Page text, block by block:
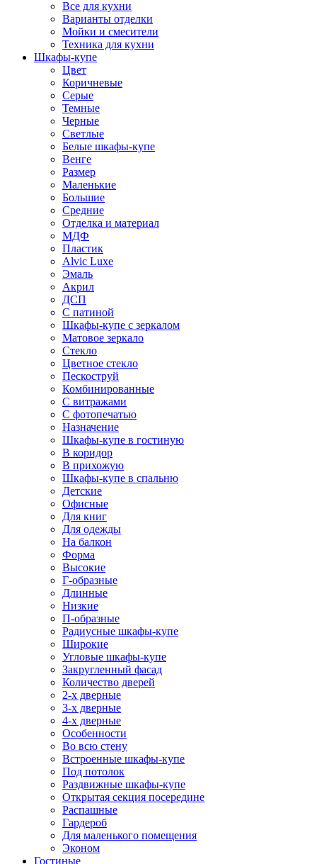
Все для кухни
Варианты отделки
Мойки и смесители
Техника для кухни
Шкафы-купе
Цвет
Коричневые
Серые
Темные
Черные
Светлые
Белые шкафы-купе
Венге
Размер
Маленькие
Большие
Средние
Отделка и материал
МДФ
Пластик
Alvic Luxe
Эмаль
Акрил
ДСП
С патиной
Шкафы-купе с зеркалом
Матовое зеркало
Стекло
Цветное стекло
Пескоструй
Комбинированные
С витражами
С фотопечатью
Назначение
Шкафы-купе в гостиную
В коридор
В прихожую
Шкафы-купе в спальню
Детские
Офисные
Для книг
Для одежды
На балкон
Форма
Высокие
Г-образные
Длинные
Низкие
П-образные
Радиусные шкафы-купе
Широкие
Угловые шкафы-купе
Закругленный фасад
Количество дверей
2-х дверные
3-х дверные
4-х дверные
Особенности
Во всю стену
Встроенные шкафы-купе
Под потолок
Раздвижные шкафы-купе
Открытая секция посередине
Распашные
Гардероб
Для маленького помещения
Эконом
Гостиные